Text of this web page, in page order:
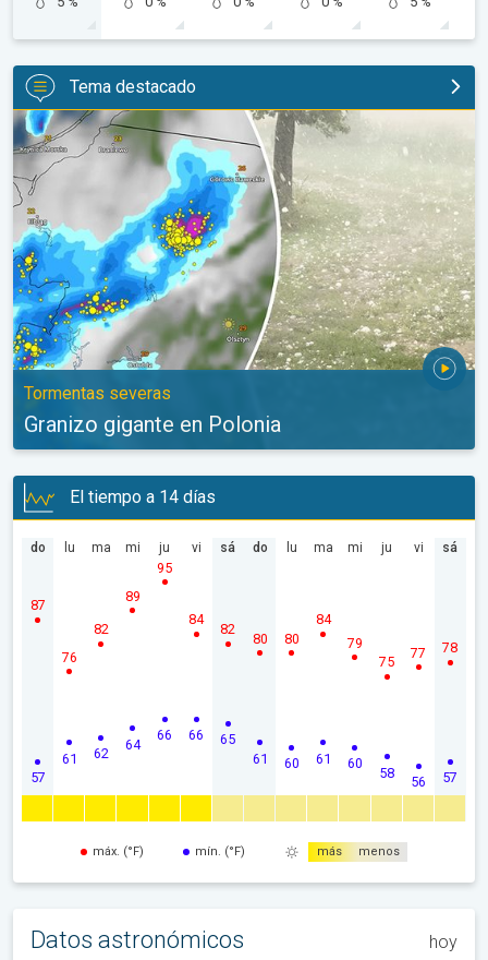
Tema destacado
Granizo gigante en Polonia. Tormentas severas. . .
Tormentas severas
Granizo gigante en Polonia
El tiempo a 14 días
do
57
87
lu
61
76
ma
62
82
mi
64
89
ju
66
95
vi
66
84
sá
65
82
do
61
80
lu
60
80
ma
61
84
mi
60
79
ju
58
75
vi
56
77
sá
57
78
máx. (°F) mín. (°F) más menos
Datos astronómicos hoy